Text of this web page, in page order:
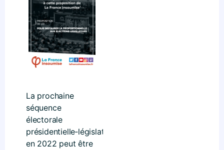
La prochaine
séquence
électorale
présidentielle‑législatives
en 2022 peut être